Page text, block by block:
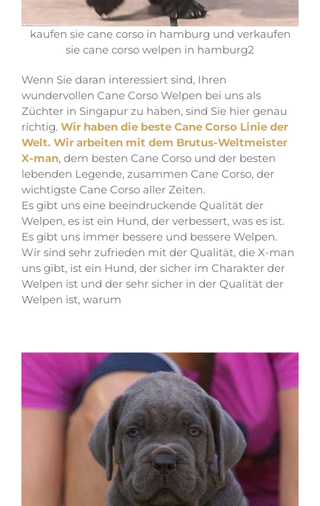
kaufen sie cane corso in hamburg und verkaufen
sie cane corso welpen in hamburg2
Wenn Sie daran interessiert sind, Ihren
wundervollen Cane Corso Welpen bei uns als
Züchter in Singapur zu haben, sind Sie hier genau
richtig. Wir haben die beste Cane Corso Linie der
Welt. Wir arbeiten mit dem Brutus-Weltmeister
X-man, dem besten Cane Corso und der besten
lebenden Legende, zusammen Cane Corso, der
wichtigste Cane Corso aller Zeiten.
Es gibt uns eine beeindruckende Qualität der
Welpen, es ist ein Hund, der verbessert, was es ist.
Es gibt uns immer bessere und bessere Welpen.
Wir sind sehr zufrieden mit der Qualität, die X-man
uns gibt, ist ein Hund, der sicher im Charakter der
Welpen ist und der sehr sicher in der Qualität der
Welpen ist, warum